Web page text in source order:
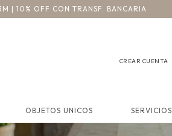
| 10% OFF CON TRANSF. BANCARIA
CREAR CUENTA
OBJETOS UNICOS SERVICIOS